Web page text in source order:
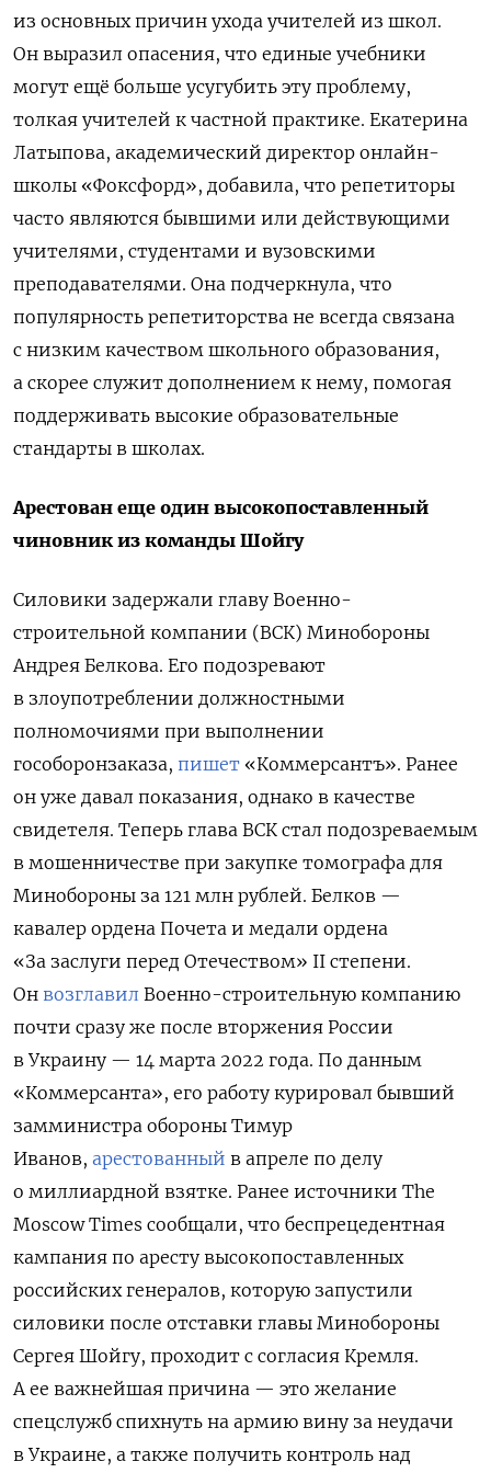
из основных причин ухода учителей из школ.
Он выразил опасения, что единые учебники
могут ещё больше усугубить эту проблему,
толкая учителей к частной практике. Екатерина
Латыпова, академический директор онлайн-
школы «Фоксфорд», добавила, что репетиторы
часто являются бывшими или действующими
учителями, студентами и вузовскими
преподавателями. Она подчеркнула, что
популярность репетиторства не всегда связана
с низким качеством школьного образования,
а скорее служит дополнением к нему, помогая
поддерживать высокие образовательные
стандарты в школах.
Арестован еще один высокопоставленный
чиновник из команды Шойгу
Силовики задержали главу Военно-
строительной компании (ВСК) Минобороны
Андрея Белкова. Его подозревают
в злоупотреблении должностными
полномочиями при выполнении
гособоронзаказа, пишет «Коммерсантъ». Ранее
он уже давал показания, однако в качестве
свидетеля. Теперь глава ВСК стал подозреваемым
в мошенничестве при закупке томографа для
Минобороны за 121 млн рублей. Белков —
кавалер ордена Почета и медали ордена
«За заслуги перед Отечеством» II степени.
Он возглавил Военно-строительную компанию
почти сразу же после вторжения России
в Украину — 14 марта 2022 года. По данным
«Коммерсанта», его работу курировал бывший
замминистра обороны Тимур
Иванов, арестованный в апреле по делу
о миллиардной взятке. Ранее источники The
Moscow Times сообщали, что беспрецедентная
кампания по аресту высокопоставленных
российских генералов, которую запустили
силовики после отставки главы Минобороны
Сергея Шойгу, проходит с согласия Кремля.
А ее важнейшая причина — это желание
спецслужб спихнуть на армию вину за неудачи
в Украине, а также получить контроль над